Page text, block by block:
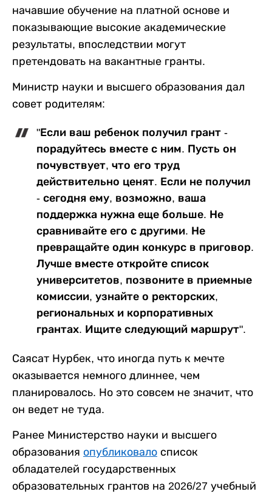
начавшие обучение на платной основе и
показывающие высокие академические
результаты, впоследствии могут
претендовать на вакантные гранты.
Министр науки и высшего образования дал
совет родителям:
"Если ваш ребенок получил грант -
порадуйтесь вместе с ним. Пусть он
почувствует, что его труд
действительно ценят. Если не получил
- сегодня ему, возможно, ваша
поддержка нужна еще больше. Не
сравнивайте его с другими. Не
превращайте один конкурс в приговор.
Лучше вместе откройте список
университетов, позвоните в приемные
комиссии, узнайте о ректорских,
региональных и корпоративных
грантах. Ищите следующий маршрут".
Саясат Нурбек, что иногда путь к мечте
оказывается немного длиннее, чем
планировалось. Но это совсем не значит, что
он ведет не туда.
Ранее Министерство науки и высшего
образования опубликовало список
обладателей государственных
образовательных грантов на 2026/27 учебный